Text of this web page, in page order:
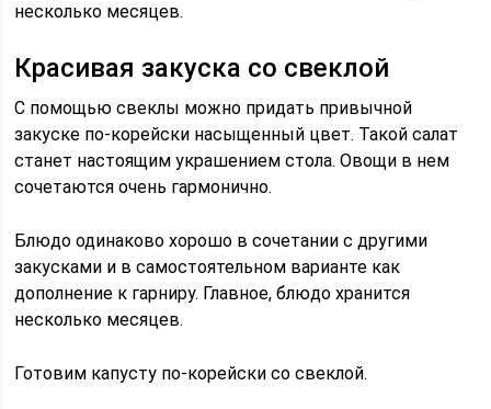
несколько месяцев.
Красивая закуска со свеклой
С помощью свеклы можно придать привычной
закуске по-корейски насыщенный цвет. Такой салат
станет настоящим украшением стола. Овощи в нем
сочетаются очень гармонично.
Блюдо одинаково хорошо в сочетании с другими
закусками и в самостоятельном варианте как
дополнение к гарниру. Главное, блюдо хранится
несколько месяцев.
Готовим капусту по-корейски со свеклой.